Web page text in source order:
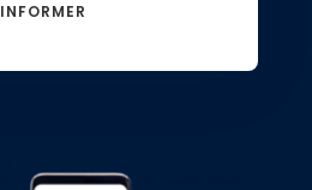
INFORMER